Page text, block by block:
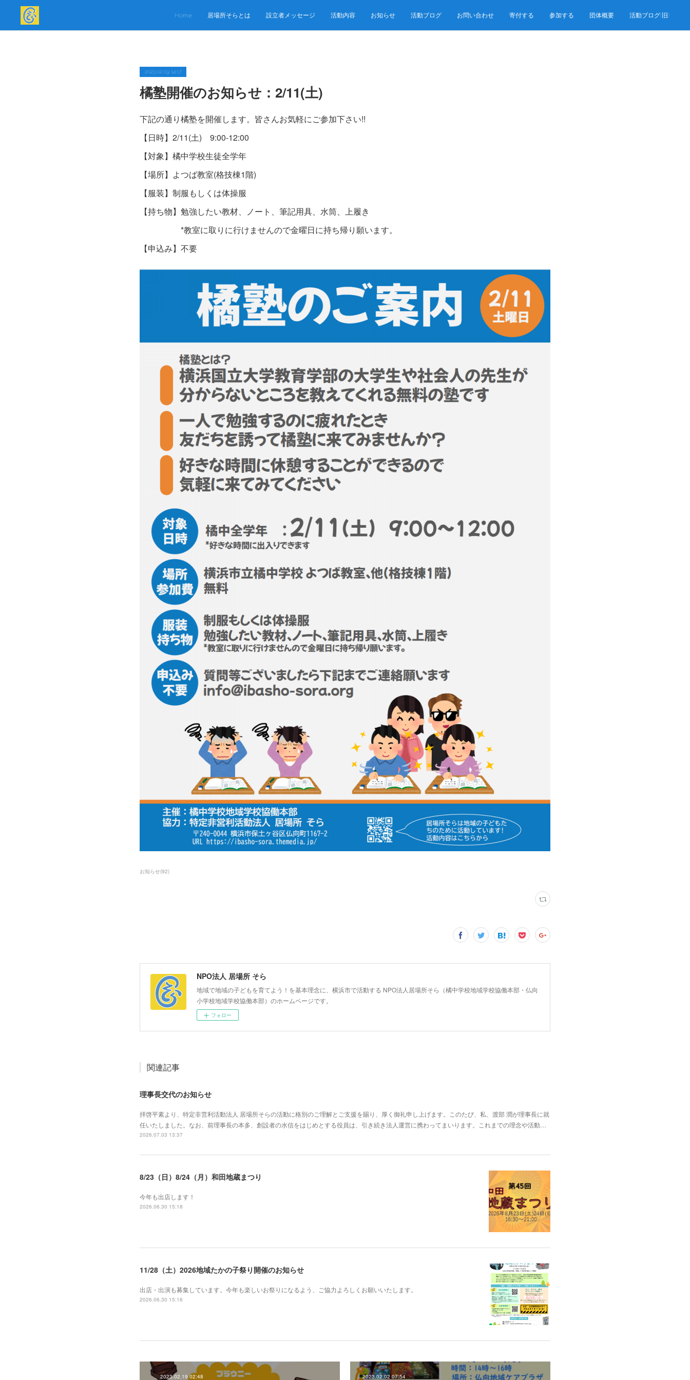
Home 居場所そらとは 設立者メッセージ 活動内容 お知らせ 活動ブログ お問い合わせ 寄付する 参加する 団体概要 活動ブログ(旧)
2023.02.09 14:17
橘塾開催のお知らせ：2/11(土)
下記の通り橘塾を開催します。皆さんお気軽にご参加下さい!!
【日時】2/11(土) 9:00-12:00
【対象】橘中学校生徒全学年
【場所】よつば教室(格技棟1階)
【服装】制服もしくは体操服
【持ち物】勉強したい教材、ノート、筆記用具、水筒、上履き
*教室に取りに行けませんので金曜日に持ち帰り願います。
【申込み】不要
お知らせ(92)
NPO法人 居場所 そら
地域で地域の子どもを育てよう！を基本理念に、横浜市で活動する NPO法人居場所そら（橘中学校地域学校協働本部・仏向
小学校地域学校協働本部）のホームページです。
フォロー
関連記事
理事長交代のお知らせ
拝啓平素より、特定非営利活動法人 居場所そらの活動に格別のご理解とご支援を賜り、厚く御礼申し上げます。このたび、私、渡部 潤が理事長に就
任いたしました。なお、前理事長の本多、創設者の水信をはじめとする役員は、引き続き法人運営に携わってまいります。これまでの理念や活動…
2026.07.03 13:37
8/23（日）8/24（月）和田地蔵まつり
今年も出店します！
2026.06.30 15:18
11/28（土）2026地域たかの子祭り開催のお知らせ
出店・出演も募集しています。今年も楽しいお祭りになるよう、ご協力よろしくお願いいたします。
2026.06.30 15:16
2023.02.19 02:48 2023.02.02 07:54